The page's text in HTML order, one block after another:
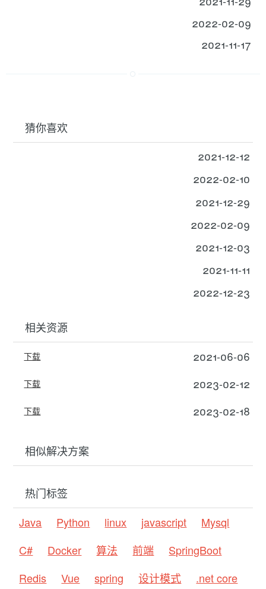
2022-02-09
2021-11-17
猜你喜欢
2021-12-12
2022-02-10
2021-12-29
2022-02-09
2021-12-03
2021-11-11
2022-12-23
相关资源
下载 2021-06-06
下载 2023-02-12
下载 2023-02-18
相似解决方案
热门标签
Java
Python linux javascript
Mysql
C#
Docker 算法 前端
SpringBoot
Redis
Vue spring 设计模式
.net core